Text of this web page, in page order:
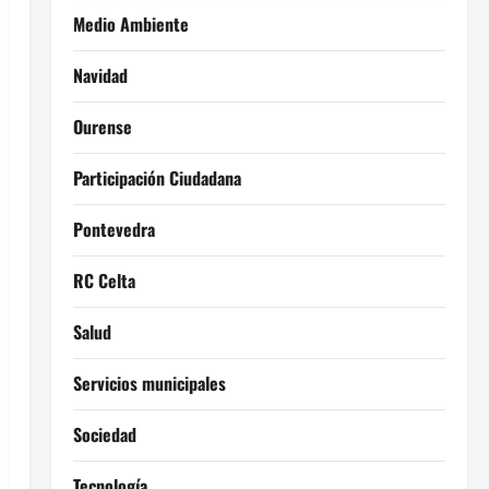
Medio Ambiente
Navidad
Ourense
Participación Ciudadana
Pontevedra
RC Celta
Salud
Servicios municipales
Sociedad